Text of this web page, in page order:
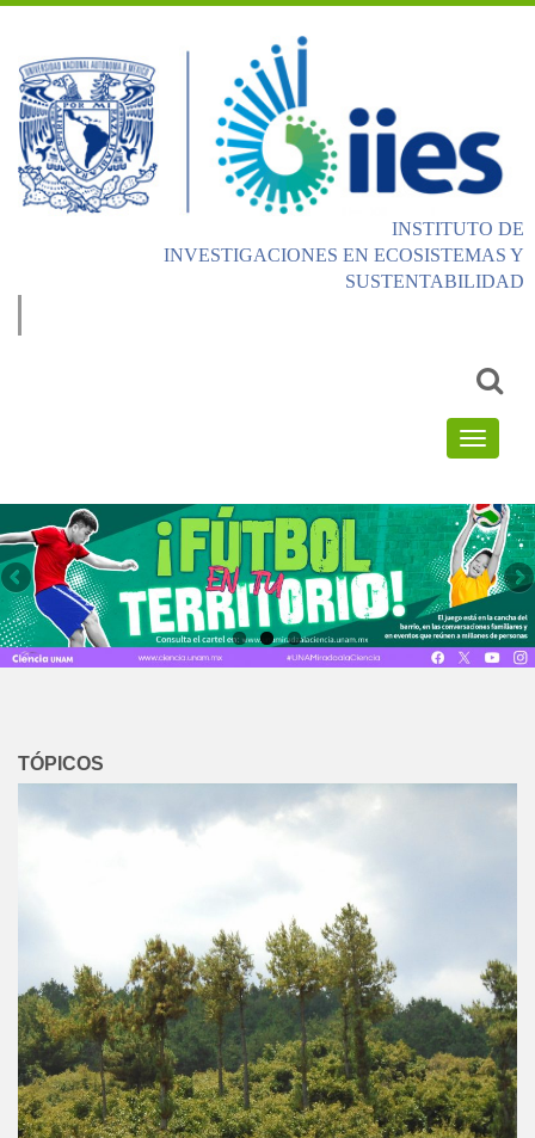
INSTITUTO DE
INVESTIGACIONES EN ECOSISTEMAS Y
SUSTENTABILIDAD
TÓPICOS
24 junio, 2024
Aguacate orgánico, ¿alternativa para
una producción más sustentable?